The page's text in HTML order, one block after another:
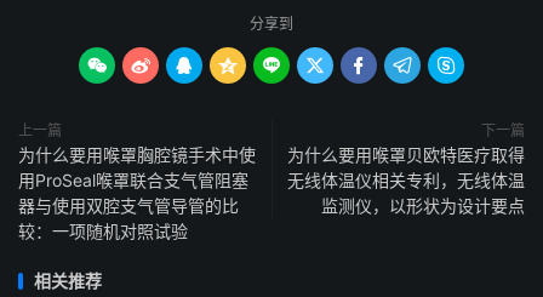
分享到
        
上一篇
为什么要用喉罩胸腔镜手术中使
用ProSeal喉罩联合支气管阻塞
器与使用双腔支气管导管的比
较：一项随机对照试验
下一篇
为什么要用喉罩贝欧特医疗取得
无线体温仪相关专利，无线体温
监测仪，以形状为设计要点
相关推荐